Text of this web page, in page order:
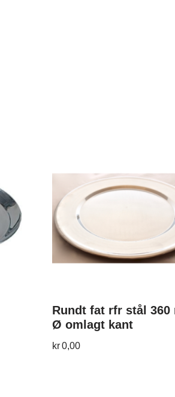
Rundt fat rfr stål 360
Ø omlagt kant
kr0,00